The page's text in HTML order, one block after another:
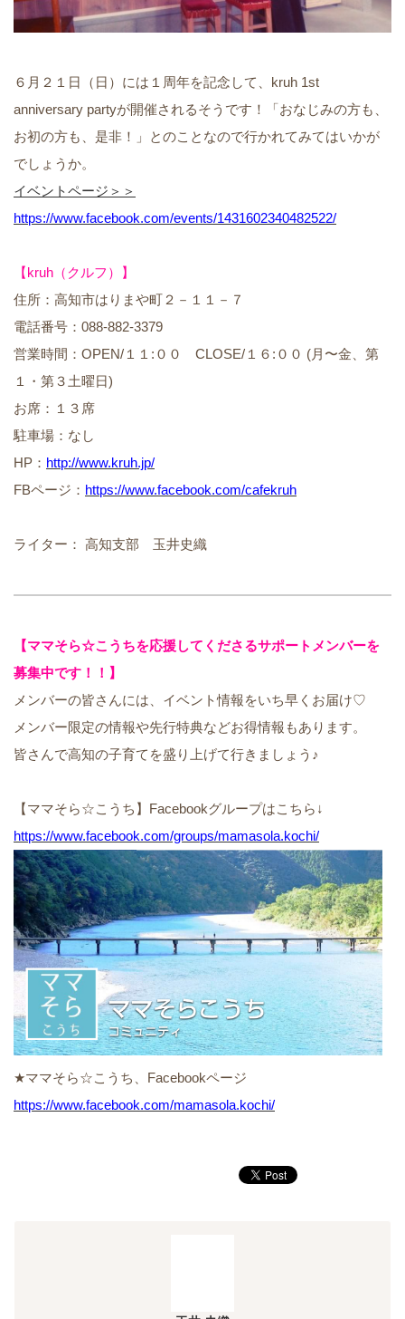
６月２１日（日）には１周年を記念して、kruh 1st
anniversary partyが開催されるそうです！「おなじみの方も、
お初の方も、是非！」とのことなので行かれてみてはいかが
でしょうか。
イベントページ＞＞
https://www.facebook.com/events/1431602340482522/
【kruh（クルフ）】
住所：高知市はりまや町２－１１－７
電話番号：088-882-3379
営業時間：OPEN/１１:００ CLOSE/１６:００ (月〜金、第
１・第３土曜日)
お席：１３席
駐車場：なし
HP： http://www.kruh.jp/
FBページ： https://www.facebook.com/cafekruh
ライター： 高知支部 玉井史織
【ママそら☆こうちを応援してくださるサポートメンバーを
募集中です！！】
メンバーの皆さんには、イベント情報をいち早くお届け♡
メンバー限定の情報や先行特典などお得情報もあります。
皆さんで高知の子育てを盛り上げて行きましょう♪
【ママそら☆こうち】Facebookグループはこちら↓
https://www.facebook.com/groups/mamasola.kochi/
★ママそら☆こうち、Facebookページ
https://www.facebook.com/mamasola.kochi/